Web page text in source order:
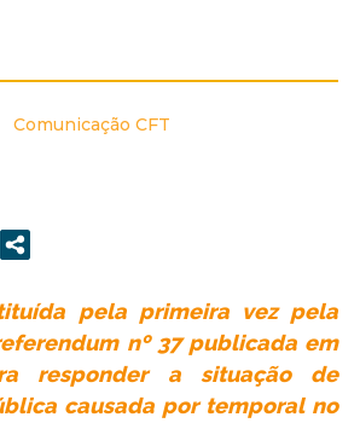
Comunicação CFT
pela primeira vez pela
nº 37 publicada em
responder a situação de
causada por temporal no